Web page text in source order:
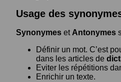
Usage des
Synonymes et Antonymes
Définir un mot. C’est
dans les articles de
Eviter les répétitions
Enrichir un texte.